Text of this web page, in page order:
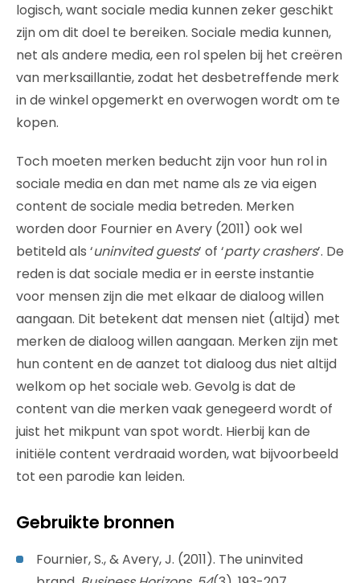
logisch, want sociale media kunnen zeker geschikt
zijn om dit doel te bereiken. Sociale media kunnen,
net als andere media, een rol spelen bij het creëren
van merksaillantie, zodat het desbetreffende merk
in de winkel opgemerkt en overwogen wordt om te
kopen.
Toch moeten merken beducht zijn voor hun rol in
sociale media en dan met name als ze via eigen
content de sociale media betreden. Merken
worden door Fournier en Avery (2011) ook wel
betiteld als ‘uninvited guests’ of ‘party crashers’. De
reden is dat sociale media er in eerste instantie
voor mensen zijn die met elkaar de dialoog willen
aangaan. Dit betekent dat mensen niet (altijd) met
merken de dialoog willen aangaan. Merken zijn met
hun content en de aanzet tot dialoog dus niet altijd
welkom op het sociale web. Gevolg is dat de
content van die merken vaak genegeerd wordt of
juist het mikpunt van spot wordt. Hierbij kan de
initiële content verdraaid worden, wat bijvoorbeeld
tot een parodie kan leiden.
Gebruikte bronnen
Fournier, S., & Avery, J. (2011). The uninvited